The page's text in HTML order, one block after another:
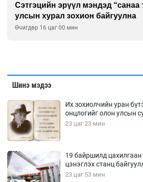
Сэтгэцийн эрүүл мэндэд “санаа
улсын хурал зохион байгуулна
Өчигдөр 16 цаг 00 мин
Шинэ мэдээ
Их зохиолчийн уран
онцлогийг олон улсын
23 цаг 23 мин
19 байршилд
цэнэглэх станц
23 цаг 53 мин